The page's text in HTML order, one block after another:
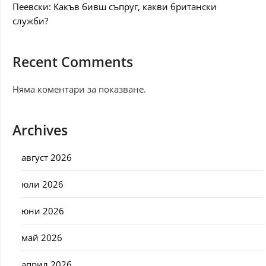
Пеевски: Какъв бивш съпруг, какви британски
служби?
Recent Comments
Няма коментари за показване.
Archives
август 2026
юли 2026
юни 2026
май 2026